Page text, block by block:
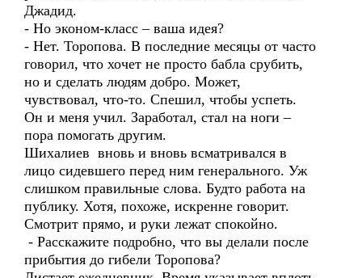
Джадид.
- Но эконом-класс – ваша идея?
- Нет. Торопова. В последние месяцы от часто
говорил, что хочет не просто бабла срубить,
но и сделать людям добро. Может,
чувствовал, что-то. Спешил, чтобы успеть.
Он и меня учил. Заработал, стал на ноги –
пора помогать другим.
Шихалиев вновь и вновь всматривался в
лицо сидевшего перед ним генерального. Уж
слишком правильные слова. Будто работа на
публику. Хотя, похоже, искренне говорит.
Смотрит прямо, и руки лежат спокойно.
- Расскажите подробно, что вы делали после
прибытия до гибели Торопова?